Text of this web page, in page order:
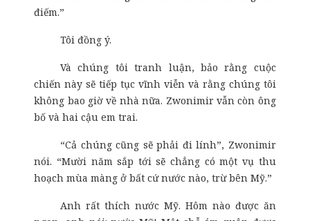
điếm.”
Tôi đồng ý.
Và chúng tôi tranh luận, bảo rằng cuộc
chiến này sẽ tiếp tục vĩnh viễn và rằng chúng tôi
không bao giờ về nhà nữa. Zwonimir vẫn còn ông
bố và hai cậu em trai.
“Cả chúng cũng sẽ phải đi lính”, Zwonimir
nói. “Mười năm sắp tới sẽ chẳng có một vụ thu
hoạch mùa màng ở bất cứ nước nào, trừ bên Mỹ.”
Anh rất thích nước Mỹ. Hôm nào được ăn